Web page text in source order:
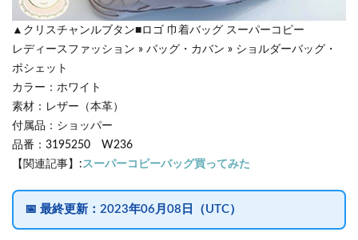
▲クリスチャンルブタン■ロゴ 巾着バッグ スーパーコピー
レディースファッション » バッグ・カバン » ショルダーバッグ・
ポシェット
カラー：ホワイト
素材：レザー（本革）
付属品：ショッパー
品番：3195250 W236
【関連記事】:スーパーコピーバッグ買ってみた
📅 最終更新： 2023年06月08日（UTC）